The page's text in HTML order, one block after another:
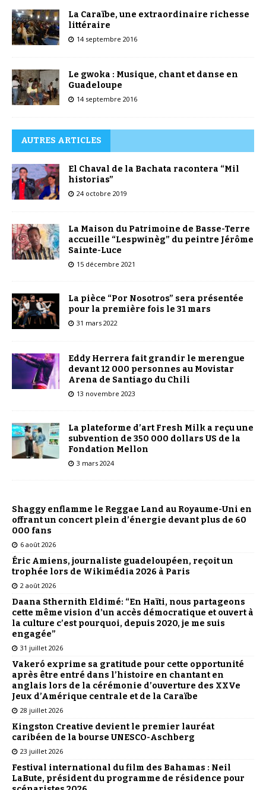
La Caraïbe, une extraordinaire richesse
littéraire
14 septembre 2016
Le gwoka : Musique, chant et danse en
Guadeloupe
14 septembre 2016
AUTRES ARTICLES
El Chaval de la Bachata racontera “Mil
historias”
24 octobre 2019
La Maison du Patrimoine de Basse-Terre
accueille “Lespwinèg” du peintre Jérôme
Sainte-Luce
15 décembre 2021
La pièce “Por Nosotros” sera présentée
pour la première fois le 31 mars
31 mars 2022
Eddy Herrera fait grandir le merengue
devant 12 000 personnes au Movistar
Arena de Santiago du Chili
13 novembre 2023
La plateforme d’art Fresh Milk a reçu une
subvention de 350 000 dollars US de la
Fondation Mellon
3 mars 2024
Shaggy enflamme le Reggae Land au Royaume-Uni en
offrant un concert plein d’énergie devant plus de 60
000 fans
6 août 2026
Éric Amiens, journaliste guadeloupéen, reçoit un
trophée lors de Wikimédia 2026 à Paris
2 août 2026
Daana Sthernith Eldimé: “En Haïti, nous partageons
cette même vision d’un accès démocratique et ouvert à
la culture c’est pourquoi, depuis 2020, je me suis
engagée”
31 juillet 2026
Vakeró exprime sa gratitude pour cette opportunité
après être entré dans l’histoire en chantant en
anglais lors de la cérémonie d’ouverture des XXVe
Jeux d’Amérique centrale et de la Caraïbe
28 juillet 2026
Kingston Creative devient le premier lauréat
caribéen de la bourse UNESCO-Aschberg
23 juillet 2026
Festival international du film des Bahamas : Neil
LaBute, président du programme de résidence pour